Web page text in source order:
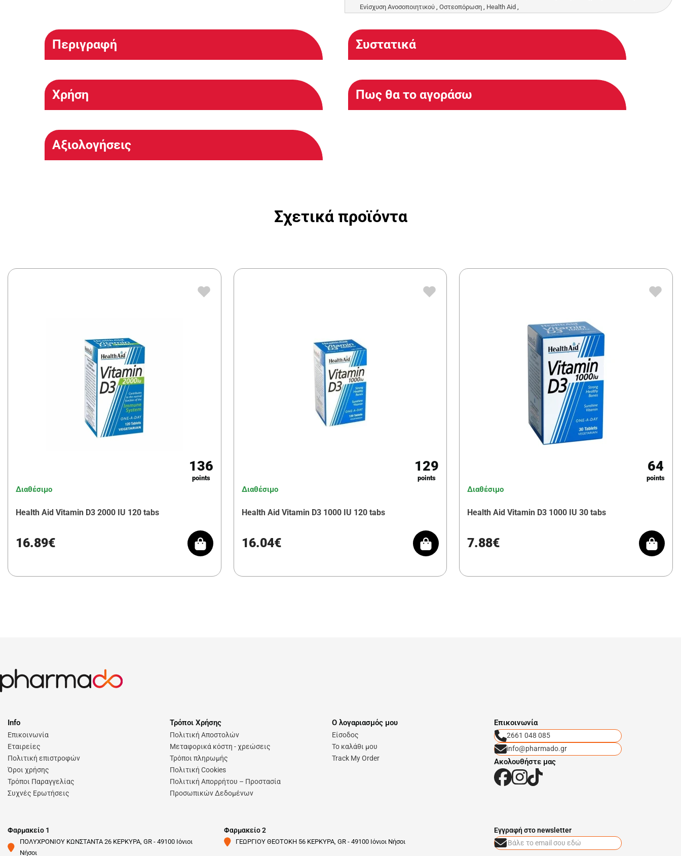
Ενίσχυση Ανοσοποιητικού, Οστεοπόρωση, Health Aid ,
Περιγραφή Συστατικά
Χρήση Πως θα το αγοράσω
Αξιολογήσεις
Σχετικά προϊόντα
136
points
Διαθέσιμο
Health Aid Vitamin D3 2000 IU 120 tabs
16.89€
129
points
Διαθέσιμο
Health Aid Vitamin D3 1000 IU 120 tabs
16.04€
64
points
Διαθέσιμο
Health Aid Vitamin D3 1000 IU 30 tabs
7.88€
Info
Επικοινωνία
Εταιρείες
Πολιτική επιστροφών
Όροι χρήσης
Τρόποι Παραγγελίας
Συχνές Ερωτήσεις
Τρόποι Χρήσης
Πολιτική Αποστολών
Μεταφορικά κόστη - χρεώσεις
Τρόποι πληρωμής
Πολιτική Cookies
Πολιτική Απορρήτου – Προστασία
Προσωπικών Δεδομένων
Ο λογαριασμός μου
Είσοδος
Το καλάθι μου
Track My Order
Eπικοινωνία
2661 048 085
info@pharmado.gr
Ακολουθήστε μας
Φαρμακείο 1
ΠΟΛΥΧΡΟΝΙΟΥ ΚΩΝΣΤΑΝΤΑ 26 ΚΕΡΚΥΡΑ, GR - 49100 Ιόνιοι
Νήσοι
Φαρμακείο 2
ΓΕΩΡΓΙΟΥ ΘΕΟΤΟΚΗ 56 ΚΕΡΚΥΡΑ, GR - 49100 Ιόνιοι Νήσοι
Eγγραφή στο newsletter